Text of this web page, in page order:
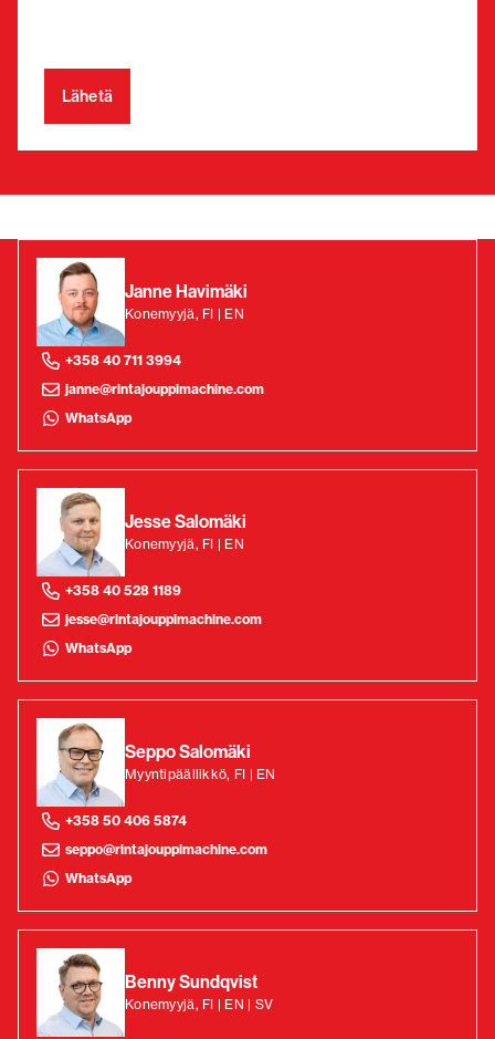
Janne Havimäki
Konemyyjä, FI | EN
+358 40 711 3994
janne@rintajouppimachine.com
WhatsApp
Jesse Salomäki
Konemyyjä, FI | EN
+358 40 528 1189
jesse@rintajouppimachine.com
WhatsApp
Seppo Salomäki
Myyntipäällikkö, FI | EN
+358 50 406 5874
seppo@rintajouppimachine.com
WhatsApp
Benny Sundqvist
Konemyyjä, FI | EN | SV